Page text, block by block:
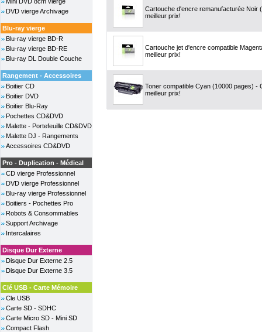
DVD vierge Archivage
Blu-ray vierge
Blu-ray vierge BD-R
Blu-ray vierge BD-RE
Blu-ray DL Double Couche
Rangement - Accessoires
Boitier CD
Boitier DVD
Boitier Blu-Ray
Pochettes CD&DVD
Malette - Portefeuille CD&DVD
Malette DJ - Rangements
Accessoires CD&DVD
Pro - Duplication - Médical
CD vierge Professionnel
DVD vierge Professionnel
Blu-ray vierge Professionnel
Boitiers - Pochettes Pro
Robots & Consommables
Support Archivage
Intercalaires
Disque Dur Externe
Disque Dur Externe 2.5
Disque Dur Externe 3.5
Clé USB - Carte Mémoire
Cle USB
Carte SD - SDHC
Carte Micro SD - Mini SD
Compact Flash
Cartouche d'encre remanufacturée Noir
meilleur prix!
Cartouche jet d'encre compatible
meilleur prix!
Toner compatible Cyan (10000 pages) -
meilleur prix!